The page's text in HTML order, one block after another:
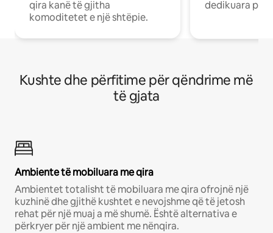
qira kanë të gjitha
komoditetet e një shtëpie.
dedikuara
Kushte dhe përfitime për qëndrime më
të gjata
Ambiente të mobiluara me qira
Ambientet totalisht të mobiluara me qira ofrojnë një
kuzhinë dhe gjithë kushtet e nevojshme që të jetosh
rehat për një muaj a më shumë. Është alternativa e
përkryer për një ambient me nënqira.